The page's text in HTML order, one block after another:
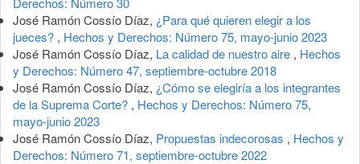
José Ramón Cossío Díaz, ¿Para qué quieren elegir a los
jueces? , Hechos y Derechos: Número 75, mayo-junio 2023
José Ramón Cossío Díaz, La calidad de nuestro aire , Hechos
y Derechos: Número 47, septiembre-octubre 2018
José Ramón Cossío Díaz, ¿Cómo se elegiría a los integrantes
de la Suprema Corte? , Hechos y Derechos: Número 75,
mayo-junio 2023
José Ramón Cossío Díaz, Propuestas indecorosas , Hechos y
Derechos: Número 71, septiembre-octubre 2022